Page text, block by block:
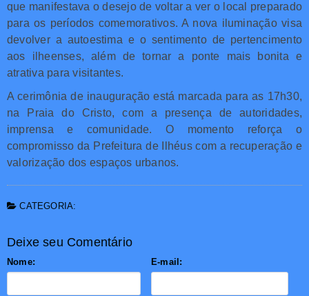
que manifestava o desejo de voltar a ver o local preparado
para os períodos comemorativos. A nova iluminação visa
devolver a autoestima e o sentimento de pertencimento
aos ilheenses, além de tornar a ponte mais bonita e
atrativa para visitantes.
A cerimônia de inauguração está marcada para as 17h30,
na Praia do Cristo, com a presença de autoridades,
imprensa e comunidade. O momento reforça o
compromisso da Prefeitura de Ilhéus com a recuperação e
valorização dos espaços urbanos.
CATEGORIA:
Deixe seu Comentário
Nome: E-mail: